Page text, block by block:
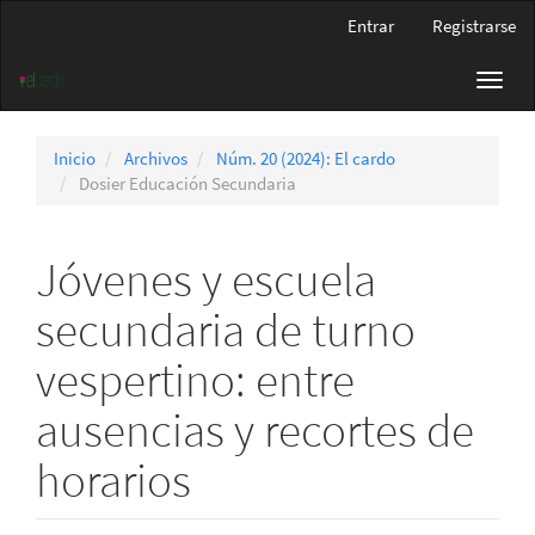
principal
Barra
Entrar Registrarse
Inicio Archivos
Núm. 20 (2024): El cardo
Dosier Educación Secundaria
Jóvenes y escuela
secundaria de turno
vespertino: entre
ausencias y recortes de
horarios